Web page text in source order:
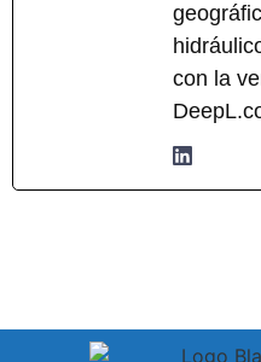
con la